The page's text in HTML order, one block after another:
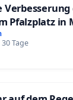
Pfalzplatz in
Tage